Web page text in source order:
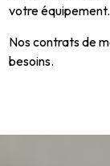
votre équipement.
Nos contrats de
besoins.